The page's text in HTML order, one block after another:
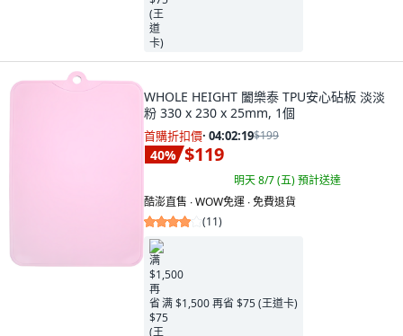
WHOLE HEIGHT 闔樂泰 TPU安心砧板 淡淡
粉 330 x 230 x 25mm, 1個
首購折扣價· 04:02:18$199
40% $119
明天 8/7 (五)預計送達
酷澎直售 ∙ WOW免運 ∙ 免費退貨
(11)
满 $1,500 再省 $75 (王道卡)